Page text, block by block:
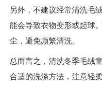
另外，不建议经常清洗毛
能会导致衣物变形或起球
尘，避免频繁清洗。
总而言之，清洗冬季毛绒
合适的洗涤方法，注意轻